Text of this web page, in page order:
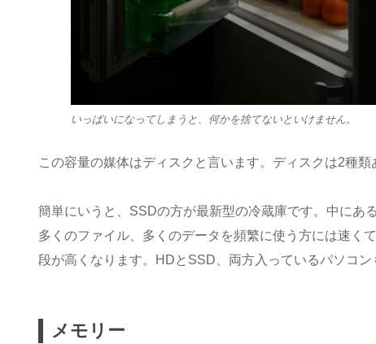
いっぱいになってしまうと、何かを捨てないといけません。
この容量の媒体はディスクと言います。ディスクは2種類
簡単にいうと、SSDの方が最新型の冷蔵庫です。中にあ
多くのファイル、多くのデータを頻繁に使う方には速く
段が高くなります。HDとSSD、両方入っているパソコン
メモリー